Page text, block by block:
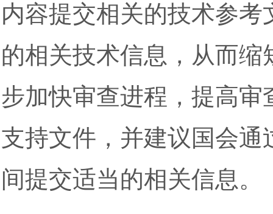
内容提交相关的技术参
的相关技术信息，从而
步加快审查进程，提高
支持文件，并建议国会
间提交适当的相关信息。